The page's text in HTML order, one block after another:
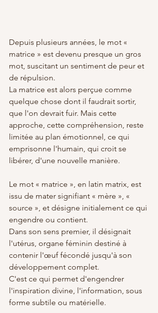
Depuis plusieurs années, le mot «
matrice » est devenu presque un gros
mot, suscitant un sentiment de peur et
de répulsion.
La matrice est alors perçue comme
quelque chose dont il faudrait sortir,
que l'on devrait fuir. Mais cette
approche, cette compréhension, reste
limitée au plan émotionnel, ce qui
emprisonne l'humain, qui croit se
libérer, d'une nouvelle manière.
Le mot « matrice », en latin matrix, est
issu de mater signifiant « mère », «
source », et désigne initialement ce qui
engendre ou contient.
Dans son sens premier, il désignait
l'utérus, organe féminin destiné à
contenir l'œuf fécondé jusqu'à son
développement complet.
C'est ce qui permet d'engendrer
l'inspiration divine, l'information, sous
forme subtile ou matérielle.